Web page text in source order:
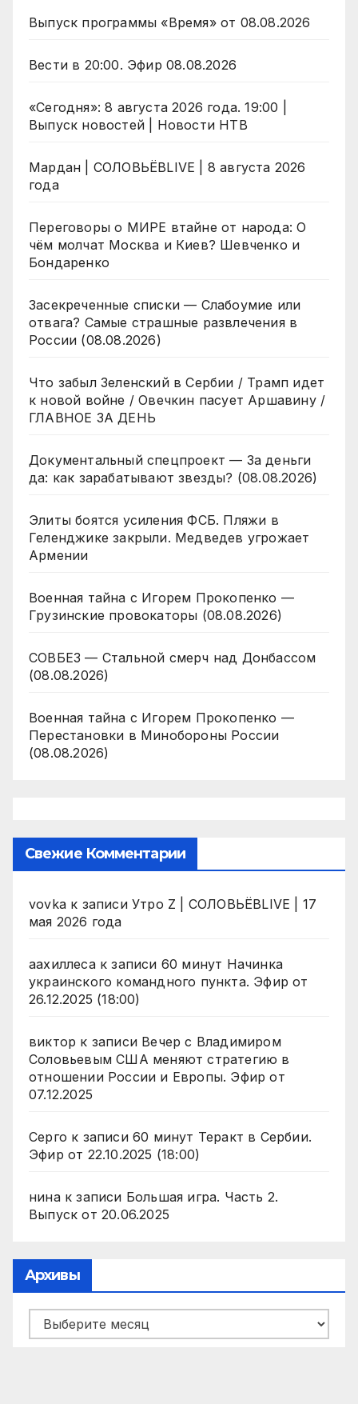
Выпуск программы «Время» от 08.08.2026
Вести в 20:00. Эфир 08.08.2026
«Сегодня»: 8 августа 2026 года. 19:00 |
Выпуск новостей | Новости НТВ
Мардан | СОЛОВЬЁВLIVE | 8 августа 2026
года
Переговоры о МИРЕ втайне от народа: О
чём молчат Москва и Киев? Шевченко и
Бондаренко
Засекреченные списки — Слабоумие или
отвага? Самые страшные развлечения в
России (08.08.2026)
Что забыл Зеленский в Сербии / Трамп идет
к новой войне / Овечкин пасует Аршавину /
ГЛАВНОЕ ЗА ДЕНЬ
Документальный спецпроект — За деньги
да: как зарабатывают звезды? (08.08.2026)
Элиты боятся усиления ФСБ. Пляжи в
Геленджике закрыли. Медведев угрожает
Армении
Военная тайна с Игорем Прокопенко —
Грузинские провокаторы (08.08.2026)
СОВБЕЗ — Стальной смерч над Донбассом
(08.08.2026)
Военная тайна с Игорем Прокопенко —
Перестановки в Минобороны России
(08.08.2026)
Свежие Комментарии
vovka к записи Утро Z | СОЛОВЬЁВLIVE | 17
мая 2026 года
аахиллесак записи 60 минут Начинка
украинского командного пункта. Эфир от
26.12.2025 (18:00)
виктор к записи Вечер с Владимиром
Соловьевым США меняют стратегию в
отношении России и Европы. Эфир от
07.12.2025
Серго к записи 60 минут Теракт в Сербии.
Эфир от 22.10.2025 (18:00)
нинак записи Большая игра. Часть 2.
Выпуск от 20.06.2025
Архивы
Архивы